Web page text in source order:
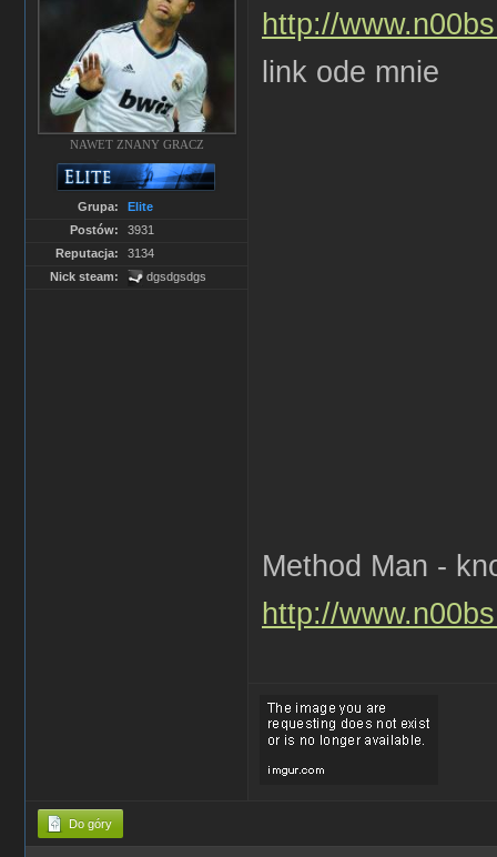
NAWET ZNANY GRACZ
Grupa:
Elite
Postów:
3931
Reputacja:
3134
Nick steam:
dgsdgsdgs
http://
link ode mnie
Method Man -
http://
Do góry